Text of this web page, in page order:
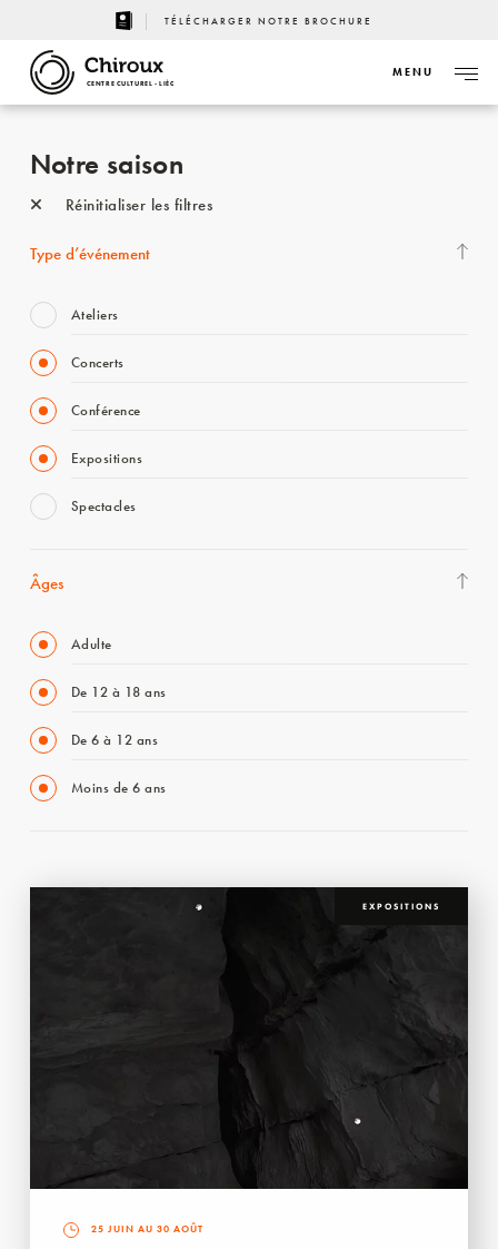
TÉLÉCHARGER NOTRE BROCHURE
CENTRE CULTUREL - LIÈGE
MENU
Notre saison
Réinitialiser les filtres
Type d’événement
Ateliers
Concerts
Conférence
Expositions
Spectacles
Âges
Adulte
De 12 à 18 ans
De 6 à 12 ans
Moins de 6 ans
EXPOSITIONS
25 JUIN AU 30 AOÛT